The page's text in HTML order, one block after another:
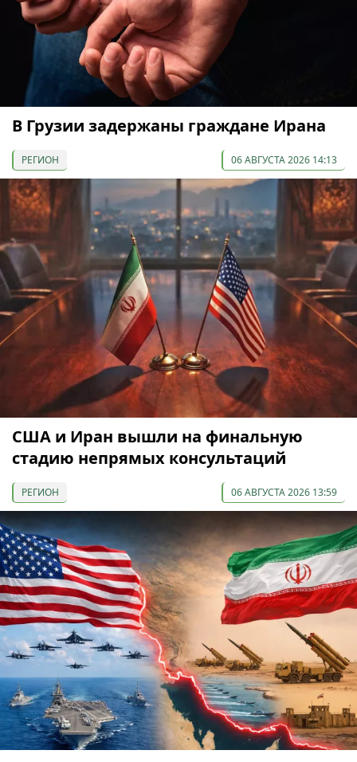
В Грузии задержаны граждане Ирана
РЕГИОН 06 АВГУСТА 2026 14:13
США и Иран вышли на финальную
стадию непрямых консультаций
РЕГИОН 06 АВГУСТА 2026 13:59